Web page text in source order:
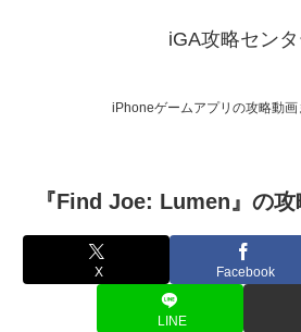
iGA攻略セン
iPhoneゲームアプリの攻略動画
『Find Joe: Lumen』の
X Facebook
LINE